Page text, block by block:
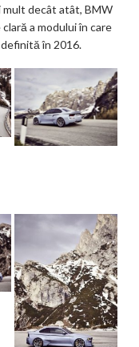
mult decât atât, BMW
a modului în care
în 2016.